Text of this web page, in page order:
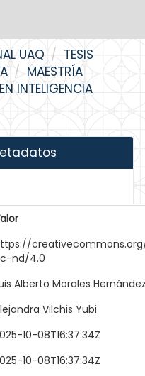
UAQ
TESIS
MAESTRÍA
INTELIGENCIA
nd/4.0
Alberto Morales
Vilchis Yubi
10-08T16:37:34Z
10-08T16:37:34Z